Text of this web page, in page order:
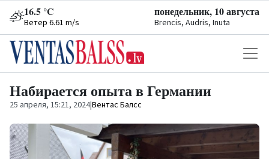
16.5 °C
Ветер 6.61 m/s
понедельник, 10 августа
Brencis, Audris, Inuta
Набирается опыта в Германии
25 апреля, 15:21, 2024|Вентас Балсс